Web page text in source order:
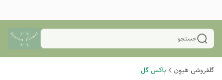
جستجو
گلفروشی هیوِن باکس گل